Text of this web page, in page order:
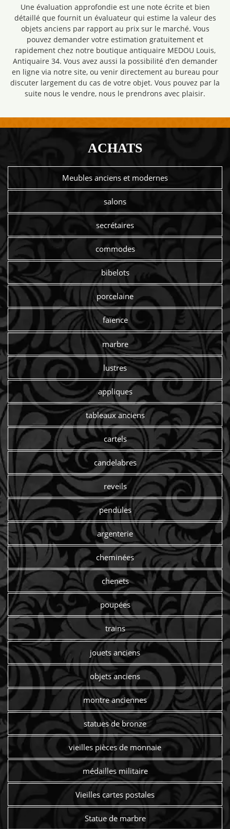
Une évaluation approfondie est une note écrite et bien
détaillé que fournit un évaluateur qui estime la valeur des
objets anciens par rapport au prix sur le marché. Vous
pouvez demander votre estimation gratuitement et
rapidement chez notre boutique antiquaire MEDOU Louis,
Antiquaire 34. Vous avez aussi la possibilité d’en demander
en ligne via notre site, ou venir directement au bureau pour
discuter largement du cas de votre objet. Vous pouvez par la
suite nous le vendre, nous le prendrons avec plaisir.
ACHATS
Meubles anciens et modernes
salons
secrétaires
commodes
bibelots
porcelaine
faïence
marbre
lustres
appliques
tableaux anciens
cartels
candelabres
reveils
pendules
argenterie
cheminées
chenets
poupées
trains
jouets anciens
objets anciens
montre anciennes
statues de bronze
vieilles pièces de monnaie
médailles militaire
Vieilles cartes postales
Statue de marbre